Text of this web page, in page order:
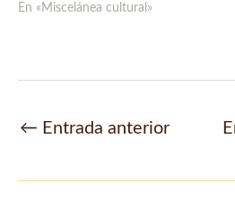
En «Miscelánea cultural»
Navegación
← Entrada anterior